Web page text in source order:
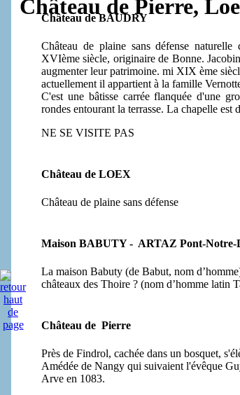
Château de Pierre,
Château de BAUDRY
Château de plaine sans défense
XVIème siècle, originaire de Bonne.
augmenter leur patrimoine. mi XIX ème
actuellement il appartient à la famille
C'est une bâtisse carrée flanquée d'une
rondes entourant la terrasse. La chapelle est
NE SE VISITE PAS
Château de LOEX
Château de plaine sans défense
Maison BABUTY - ARTAZ Pont-Notre-
La maison Babuty (de Babut, nom
châteaux des Thoire ? (nom d’homme latin
Château de Pierre
Près de Findrol, cachée dans un bosquet,
Amédée de Nangy qui suivaient l'évêque
Arve en 1083.